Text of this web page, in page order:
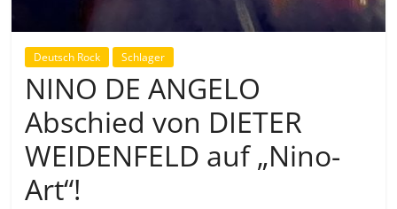
Deutsch Rock Schlager
NINO DE ANGELO
Abschied von DIETER
WEIDENFELD auf „Nino-
Art“!